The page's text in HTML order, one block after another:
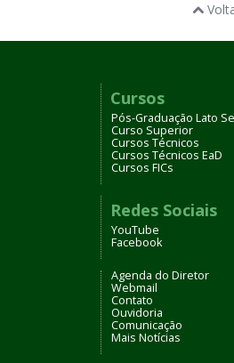
Cursos
Pós-Graduação Lato
Curso Superior
Cursos Técnicos
Cursos Técnicos EaD
Cursos FICs
Redes Sociais
YouTube
Facebook
Agenda do Diretor
Webmail
Contato
Ouvidoria
Comunicação
Mais Notícias